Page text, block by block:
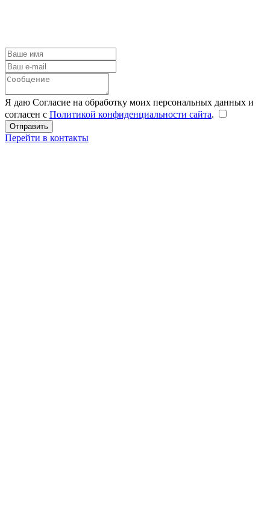
Я даю Согласие на обработку моих персональных данных и
согласен с Политикой конфиденциальности сайта.
Перейти в контакты